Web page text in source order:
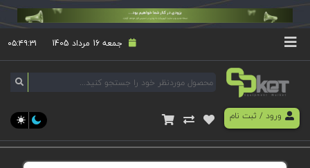
جمعه 16 مرداد 1405 ۰۵:۴۹:۳۱
ورود/ ثبت نام